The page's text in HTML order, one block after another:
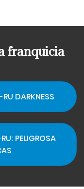
franquicia
DARKNESS
PELIGROSA